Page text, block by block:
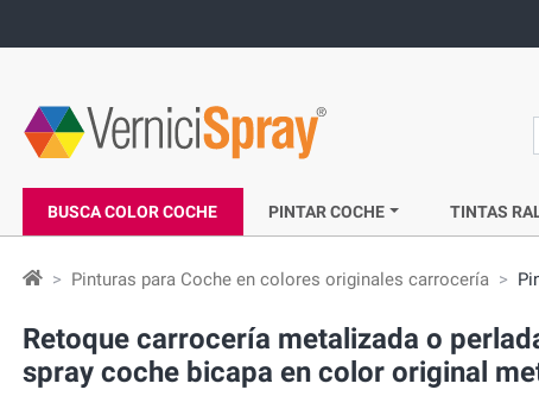
BUSCA COLOR COCHE PINTAR COCHE TINTAS
Pinturas para Coche en colores originales carrocería
Retoque carrocería metalizada o
spray coche bicapa en color original